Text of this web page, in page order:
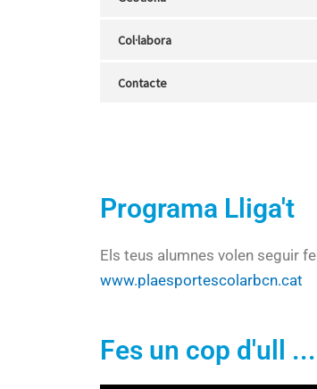
Col·labora
Contacte
Programa Lliga't
Els teus alumnes volen seguir
www.plaesportescolarbcn.cat
Fes un cop d'ull ...